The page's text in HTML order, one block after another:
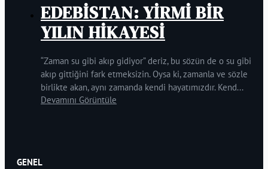
EDEBİSTAN: YİRMİ BİR
YILIN HİKAYESİ
“Zaman su gibi akıp gidiyor” deriz, bu sözün de o su gibi
akıp gittiğini fark etmeksizin. Oysa ki, zamanla ve sözle
birlikte akan, aynı zamanda kendi hayatımızdır. Kend...
Devamını Görüntüle
GENEL